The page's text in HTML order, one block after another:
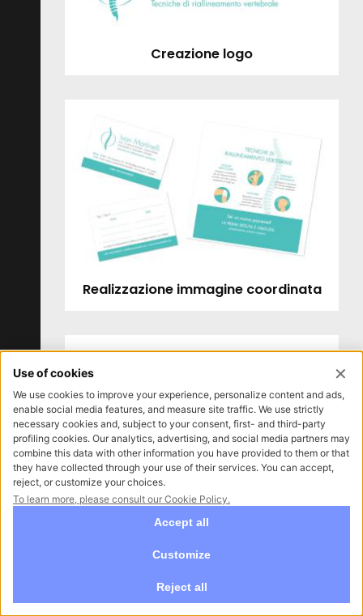
Creazione logo
Realizzazione immagine coordinata
Realizzazione sito internet - Azienda